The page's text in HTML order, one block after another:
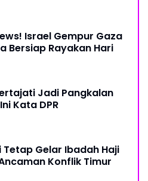
Israel Gempur Gaza
Bersiap Rayakan Hari
Jadi Pangkalan
Kata DPR
Tetap Gelar Ibadah Haji
Konflik Timur